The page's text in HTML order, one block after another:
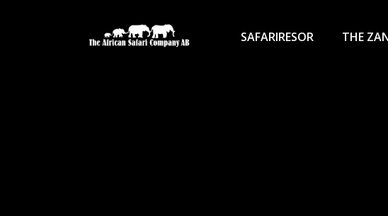
SAFARIRESOR THE